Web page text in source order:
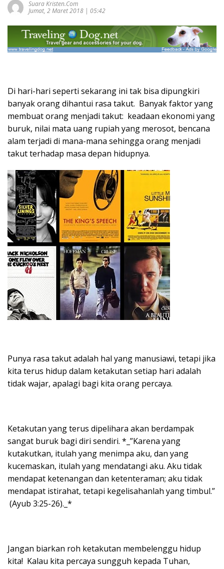
Suara Kristen.com
Jumat, 2 Maret 2018 | 05:42
Di hari-hari seperti sekarang ini tak bisa dipungkiri
banyak orang dihantui rasa takut. Banyak faktor yang
membuat orang menjadi takut: keadaan ekonomi yang
buruk, nilai mata uang rupiah yang merosot, bencana
alam terjadi di mana-mana sehingga orang menjadi
takut terhadap masa depan hidupnya.
Punya rasa takut adalah hal yang manusiawi, tetapi jika
kita terus hidup dalam ketakutan setiap hari adalah
tidak wajar, apalagi bagi kita orang percaya.
Ketakutan yang terus dipelihara akan berdampak
sangat buruk bagi diri sendiri. *_”Karena yang
kutakutkan, itulah yang menimpa aku, dan yang
kucemaskan, itulah yang mendatangi aku. Aku tidak
mendapat ketenangan dan ketenteraman; aku tidak
mendapat istirahat, tetapi kegelisahanlah yang timbul.”
(Ayub 3:25-26)._*
Jangan biarkan roh ketakutan membelenggu hidup
kita! Kalau kita percaya sungguh kepada Tuhan,